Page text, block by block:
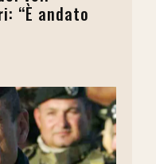
“È andato